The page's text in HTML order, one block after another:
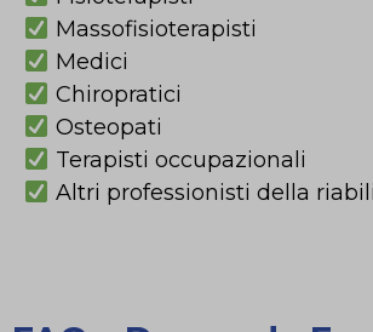
Massofisioterapisti
Medici
Chiropratici
Osteopati
Terapisti occupazionali
Altri professionisti della